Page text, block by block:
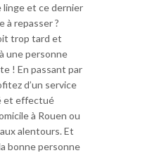
linge et ce dernier
à repasser ?
trop tard et
une personne
! En passant par
d’un service
et effectué
à Rouen ou
alentours. Et
bonne personne